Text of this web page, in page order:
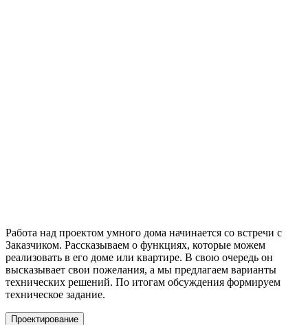
Работа над проектом умного дома начинается со встречи с
Заказчиком. Рассказываем о функциях, которые можем
реализовать в его доме или квартире. В свою очередь он
высказывает свои пожелания, а мы предлагаем варианты
технических решений. По итогам обсуждения формируем
техническое задание.
Проектирование